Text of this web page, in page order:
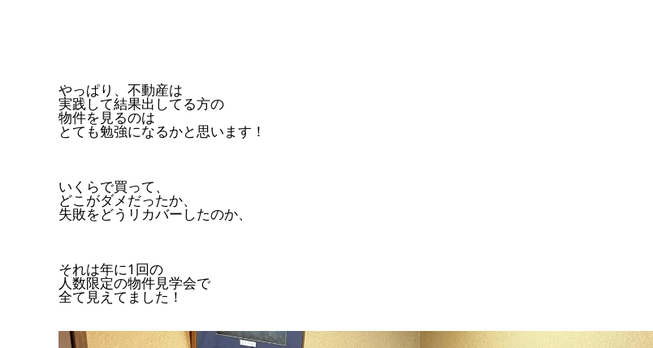
やっぱり、不動産は
実践して結果出してる方の
物件を見るのは
とても勉強になるかと思います！
いくらで買って、
どこがダメだったか、
失敗をどうリカバーしたのか、
それは年に1回の
人数限定の物件見学会で
全て見えてました！